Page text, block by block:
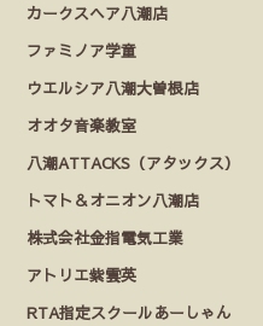
カークスヘア八潮店
ファミノア学童
ウエルシア八潮大曽根店
オオタ音楽教室
八潮ATTACKS（アタックス）
トマト＆オニオン八潮店
株式会社金指電気工業
アトリエ紫雲英
RTA指定スクールあーしゃん